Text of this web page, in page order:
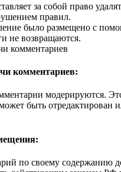
за собой право
правил.
было размещено с
не возвращаются.
комментариев
комментариев:
модерируются.
быть отредактирован
по своему содержанию